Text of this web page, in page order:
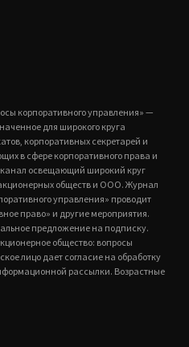
корпоративного управления» —
для широкого круга
корпоративных секретарей и
в сфере корпоративного права и
освещающий широкий круг
обществ и ООО. Журнал
управления» проводит
право» и другие мероприятия.
предложение на подписку.
общество: вопросы
лицо дает согласие на обработку
рассылки. Возрастные